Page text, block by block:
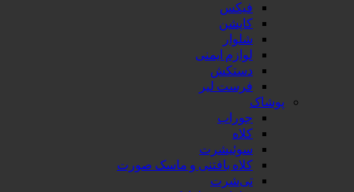
فیکس
کاپشن
شلوار
لوازم ایمنی
دستکش
فرست لیر
پوشاک
جوراب
کلاه
سوئیشرت
کلاه بافتنی و ماسک صورت
تی‌شرت